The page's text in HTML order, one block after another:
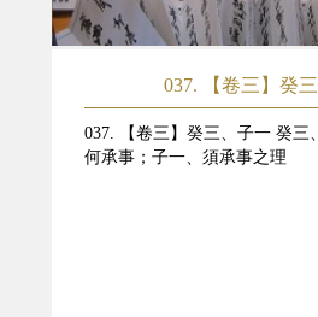
037. 【卷三】癸
037. 【卷三】癸三、子一 癸三
何承事；子一、須承事之理